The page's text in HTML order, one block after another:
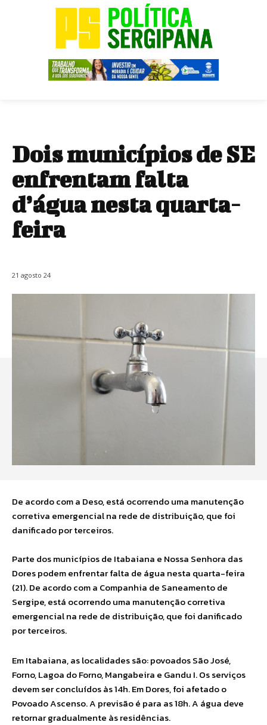
Dois municípios de SE
enfrentam falta
d’água nesta quarta-
feira
21 agosto 24
De acordo com a Deso, está ocorrendo uma manutenção
corretiva emergencial na rede de distribuição, que foi
danificado por terceiros.
Parte dos municípios de Itabaiana e Nossa Senhora das
Dores podem enfrentar falta de água nesta quarta-feira
(21). De acordo com a Companhia de Saneamento de
Sergipe, está ocorrendo uma manutenção corretiva
emergencial na rede de distribuição, que foi danificado
por terceiros.
Em Itabaiana, as localidades são: povoados São José,
Forno, Lagoa do Forno, Mangabeira e Gandu I. Os serviços
devem ser concluídos às 14h. Em Dores, foi afetado o
Povoado Ascenso. A previsão é para as 18h. A água deve
retornar gradualmente às residências.